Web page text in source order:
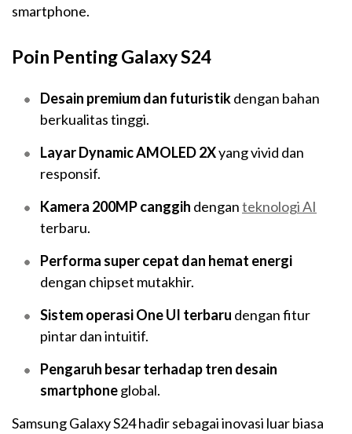
smartphone.
Poin Penting Galaxy S24
Desain premium dan futuristikdengan bahan
berkualitas tinggi.
Layar Dynamic AMOLED 2Xyang vivid dan
responsif.
Kamera 200MP canggih denganteknologi AI
terbaru.
Performa super cepat dan hemat energi
dengan chipset mutakhir.
Sistem operasi One UI terbaru dengan fitur
pintar dan intuitif.
Pengaruh besar terhadap tren desain
smartphoneglobal.
Samsung Galaxy S24 hadir sebagai inovasi luar biasa